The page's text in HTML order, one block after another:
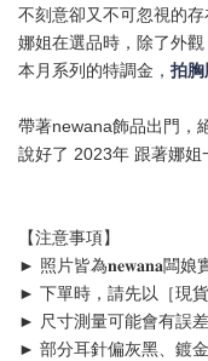
不刻意卻又不可忽視的存
娜姐在選品時，除了外
本月系列的特調金， 拍胸
帶著newana飾品出門，
說好了 2023年 跟著娜姐
【注意事項】
► 照片皆為𝐧𝐞𝐰𝐚𝐧𝐚闆娘
► 下單時，請先以［現
► 尺寸測量可能會有誤
► 部分耳針偏灰黑、鍍